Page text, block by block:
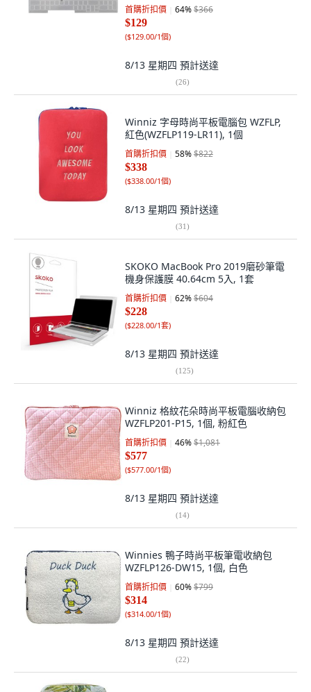
首購折扣價 64%$366
$129
($129.00/1個)
8/13 星期四 預計送達
(26)
Winniz 字母時尚平板電腦包 WZFLP,
紅色(WZFLP119-LR11), 1個
首購折扣價 58%$822
$338
($338.00/1個)
8/13 星期四 預計送達
(31)
SKOKO MacBook Pro 2019磨砂筆電
機身保護膜 40.64cm 5入, 1套
首購折扣價 62%$604
$228
($228.00/1套)
8/13 星期四 預計送達
(125)
Winniz 格紋花朵時尚平板電腦收納包
WZFLP201-P15, 1個, 粉紅色
首購折扣價 46%$1,081
$577
($577.00/1個)
8/13 星期四 預計送達
(14)
Winnies 鴨子時尚平板筆電收納包
WZFLP126-DW15, 1個, 白色
首購折扣價 60%$799
$314
($314.00/1個)
8/13 星期四 預計送達
(22)